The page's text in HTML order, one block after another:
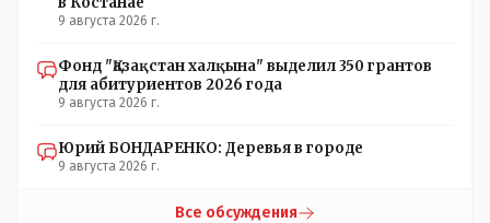
9 августа 2026 г.
Фонд "Қазақстан халқына" выделил 350 грантов
для абитуриентов 2026 года
9 августа 2026 г.
Юрий БОНДАРЕНКО: Деревья в городе
9 августа 2026 г.
Все обсуждения